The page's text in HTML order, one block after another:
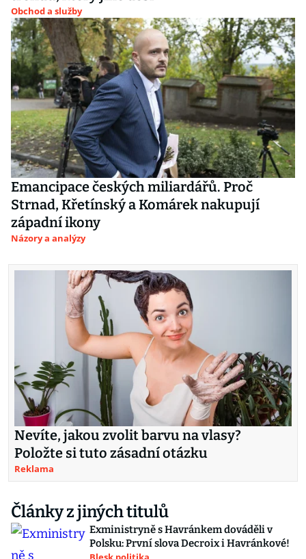
Obchod a služby
Emancipace českých miliardářů. Proč
Strnad, Křetínský a Komárek nakupují
západní ikony
Názory a analýzy
Nevíte, jakou zvolit barvu na vlasy?
Položte si tuto zásadní otázku
Reklama
Články z jiných titulů
Exministryně s Havránkem dováděli v
Polsku: První slova Decroix i Havránkové!